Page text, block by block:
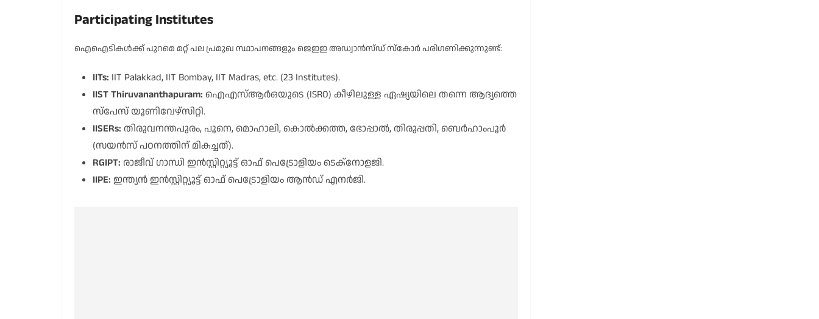
Participating Institutes
ഐഐടികൾക്ക് പുറമെ മറ്റ് പല പ്രമുഖ സ്ഥാപനങ്ങളും ജെഇഇ അഡ്വാൻസ്ഡ് സ്കോർ പരിഗണിക്കുന്നുണ്ട്:
IITs: IIT Palakkad, IIT Bombay, IIT Madras, etc. (23 Institutes).
IIST Thiruvananthapuram: ഐഎസ്ആർഒയുടെ (ISRO) കീഴിലുള്ള ഏഷ്യയിലെ തന്നെ ആദ്യത്തെ
സ്പേസ് യൂണിവേഴ്സിറ്റി.
IISERs: തിരുവനന്തപുരം, പൂനെ, മൊഹാലി, കൊൽക്കത്ത, ഭോപ്പാൽ, തിരുപ്പതി, ബെർഹാംപൂർ
(സയൻസ് പഠനത്തിന് മികച്ചത്).
RGIPT: രാജീവ് ഗാന്ധി ഇൻസ്റ്റിറ്റ്യൂട്ട് ഓഫ് പെട്രോളിയം ടെക്നോളജി.
IIPE: ഇന്ത്യൻ ഇൻസ്റ്റിറ്റ്യൂട്ട് ഓഫ് പെട്രോളിയം ആൻഡ് എനർജി.